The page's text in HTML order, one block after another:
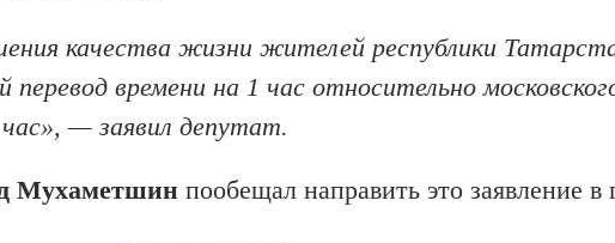
качества жизни жителей республики
времени на 1 час относительно
— заявил депутат.
Мухаметшин пообещал направить это заявление в